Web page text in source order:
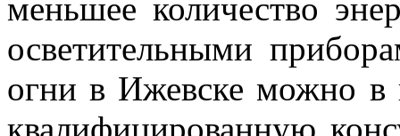
меньшее количество
осветительными
огни в Ижевске можно
квалифицированную